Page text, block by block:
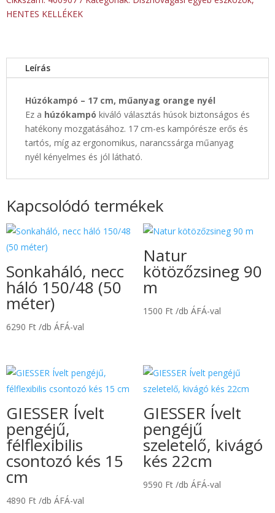
orange
HENTES KELLÉKEK
Leírás
Húzókampó – 17 cm, műanyag orange nyél
Ez a húzókampó kiváló választás húsok biztonságos és
hatékony mozgatásához. 17 cm-es kampórésze erős és
tartós, míg az ergonomikus, narancssárga műanyag
nyél kényelmes és jól látható.
Kapcsolódó termékek
Sonkaháló, necc
háló 150/48 (50
méter)
6290 Ft /db ÁFÁ-val
Natur
kötözőzsineg 90
m
1500 Ft /db ÁFÁ-val
GIESSER Ívelt
pengéjű,
félflexibilis
csontozó kés 15
cm
4890 Ft /db ÁFÁ-val
GIESSER Ívelt
pengéjű
szeletelő, kivágó
kés 22cm
9590 Ft /db ÁFÁ-val